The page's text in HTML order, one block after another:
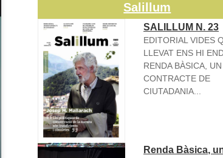
Salillum
SALILLUM N. 23
EDITORIAL VIDES
LLEVAT ENS HI
RENDA BÀSICA,
CONTRACTE DE
CIUTADANIA...
Renda Bàsica,